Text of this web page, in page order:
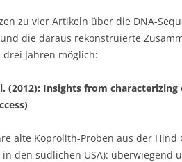
zu vier Artikeln über die DNA-
die daraus rekonstruierte
Jahren möglich:
(2012): Insights from
alte Koprolith-Proben aus der Hind
den südlichen USA): überwiegend